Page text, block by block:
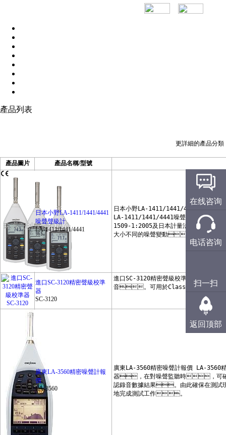
杭州彩譜
美國GE
BW氣體檢測儀
美國FLIR
美國OMEGA
美國MARK-10
美國DAKOTA
蘇州一光
日本ALGOL
日本新宇宙
瑞典蘭寶LABINO
產品列表
更詳細的產品分類
產品圖片 產品名稱/型號
日本小野LA-1411/1441/4441
噪聲聲級計
LA-1411/1441/4441
進口SC-3120精密聲級校準
器
SC-3120
廣東LA-3560精密噪聲計報
價
LA-3560
在线咨询
电话咨询
扫一扫
返回顶部